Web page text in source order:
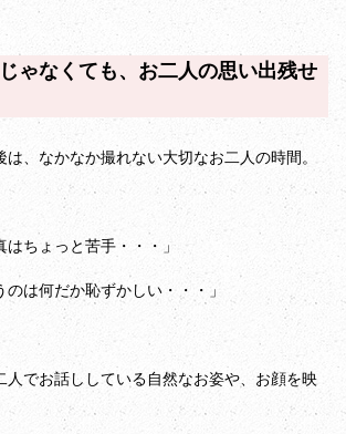
ゃなくても、お二人の思い出残せ
、なかなか撮れない大切なお二人の時間。
はちょっと苦手・・・」
のは何だか恥ずかしい・・・」
人でお話ししている自然なお姿や、お顔を映